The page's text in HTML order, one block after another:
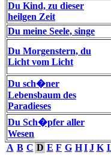
Du Kind, zu dieser
heilgen Zeit
Du meine Seele, singe
Du Morgenstern, du
Licht vom Licht
Du sch�ner
Lebensbaum des
Paradieses
Du Sch�pfer aller
Wesen
A B C D E F G H IJ K